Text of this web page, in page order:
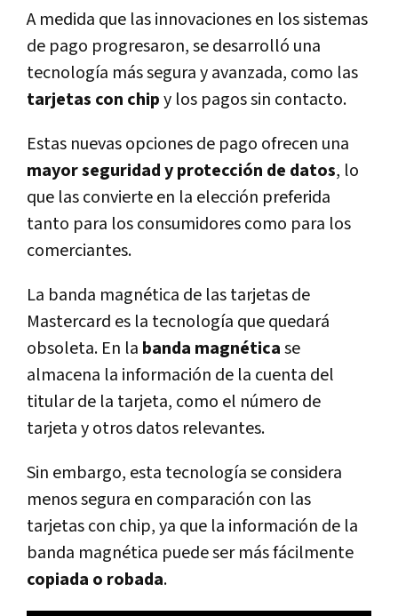
A medida que las innovaciones en los sistemas
de pago progresaron, se desarrolló una
tecnología más segura y avanzada, como las
tarjetas con chipy los pagos sin contacto.
Estas nuevas opciones de pago ofrecen una
mayor seguridad y protección de datos, lo
que las convierte en la elección preferida
tanto para los consumidores como para los
comerciantes.
La banda magnética de las tarjetas de
Mastercard es la tecnología que quedará
obsoleta. En la banda magnéticase
almacena la información de la cuenta del
titular de la tarjeta, como el número de
tarjeta y otros datos relevantes.
Sin embargo, esta tecnología se considera
menos segura en comparación con las
tarjetas con chip, ya que la información de la
banda magnética puede ser más fácilmente
copiada o robada.